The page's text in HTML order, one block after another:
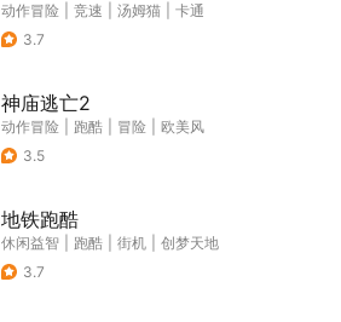
动作冒险 竞速 汤姆猫
卡通
3.7
神庙逃亡2
动作冒险 跑酷 冒险
欧美风
3.5
地铁跑酷
休闲益智 跑酷 街机
创梦天地
3.7